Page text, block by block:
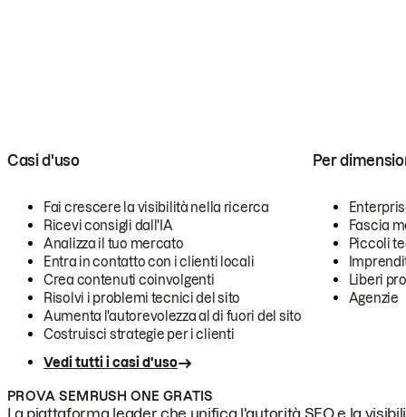
Casi d'uso
Fai crescere la visibilità nella ricerca
Ricevi consigli dall'IA
Analizza il tuo mercato
Entra in contatto con i clienti locali
Crea contenuti coinvolgenti
Risolvi i problemi tecnici del sito
Aumenta l'autorevolezza al di fuori del sito
Costruisci strategie per i clienti
Vedi tutti i casi d'uso
Per
Fascia
Piccoli
Liberi
Agenzie
PROVA SEMRUSH ONE GRATIS
La piattaforma leader che unifica l'autorità SEO e la